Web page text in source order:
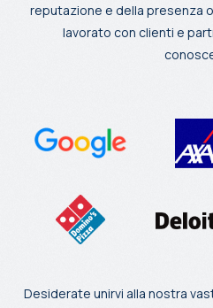
reputazione e della presenza
lavorato con clienti e
Desiderate unirvi alla nostra